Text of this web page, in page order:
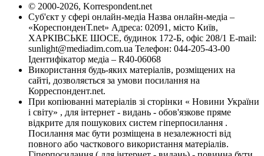
© 2000-2026, Korrespondent.net
Суб'єкт у сфері онлайн-медіа Назва онлайн-медіа –
«КореспонденТ.net» Адреса: 02091, місто Київ,
ХАРКІВСЬКЕ ШОСЕ, будинок 172-Б, офіс 208/1 E-mail:
sunlight@mediadim.com.ua Телефон: 044-205-43-00
Ідентифікатор медіа – R40-06068
Використання будь-яких матеріалів, розміщених на
сайті, дозволяється за умови посилання на
Корреспондент.net.
При копіюванні матеріалів зі сторінки « Новини України
і світу» , для інтернет - видань - обов'язкове пряме
відкрите для пошукових систем гіперпосилання .
Посилання має бути розміщена в незалежності від
повного або часткового використання матеріалів.